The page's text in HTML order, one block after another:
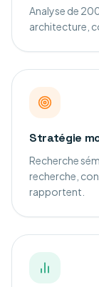
Analyse de
architecture,
Stratégie
Recherche
recherche,
rapportent.